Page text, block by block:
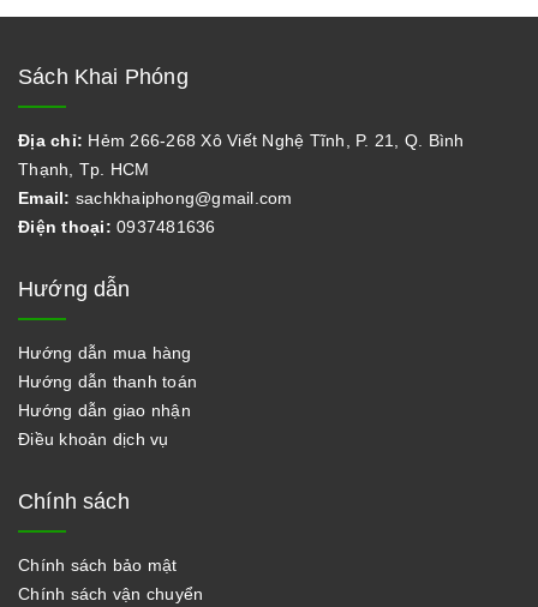
Sách Khai Phóng
Địa chỉ: Hẻm 266-268 Xô Viết Nghệ Tĩnh, P. 21, Q. Bình
Thạnh, Tp. HCM
Email: sachkhaiphong@gmail.com
Điện thoại: 0937481636
Hướng dẫn
Hướng dẫn mua hàng
Hướng dẫn thanh toán
Hướng dẫn giao nhận
Điều khoản dịch vụ
Chính sách
Chính sách bảo mật
Chính sách vận chuyển